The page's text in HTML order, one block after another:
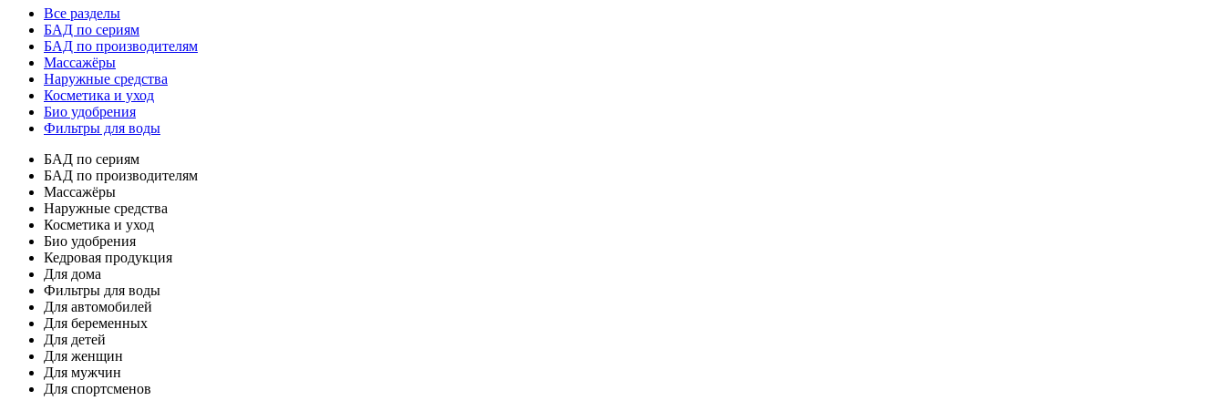
Все разделы
БАД по сериям
БАД по производителям
Массажёры
Наружные средства
Косметика и уход
Био удобрения
Фильтры для воды
БАД по сериям
БАД по производителям
Массажёры
Наружные средства
Косметика и уход
Био удобрения
Кедровая продукция
Для дома
Фильтры для воды
Для автомобилей
Для беременных
Для детей
Для женщин
Для мужчин
Для спортсменов